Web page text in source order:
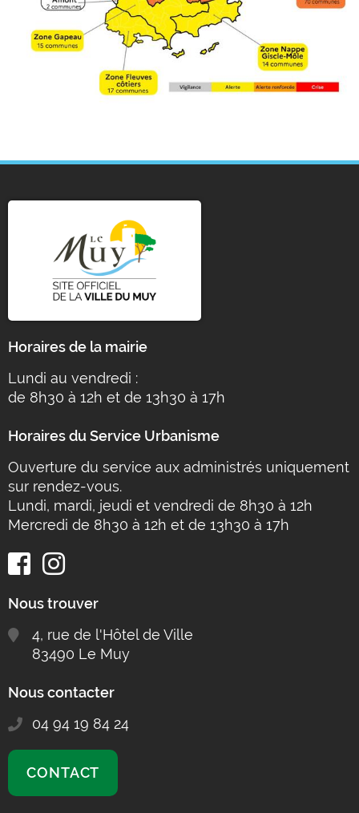
Horaires de la mairie
Lundi au vendredi :
de 8h30 à 12h et de 13h30 à 17h
Horaires du Service Urbanisme
Ouverture du service aux administrés uniquement
sur rendez-vous.
Lundi, mardi, jeudi et vendredi de 8h30 à 12h
Mercredi de 8h30 à 12h et de 13h30 à 17h
Nous trouver
4, rue de l'Hôtel de Ville
83490 Le Muy
Nous contacter
04 94 19 84 24
CONTACT